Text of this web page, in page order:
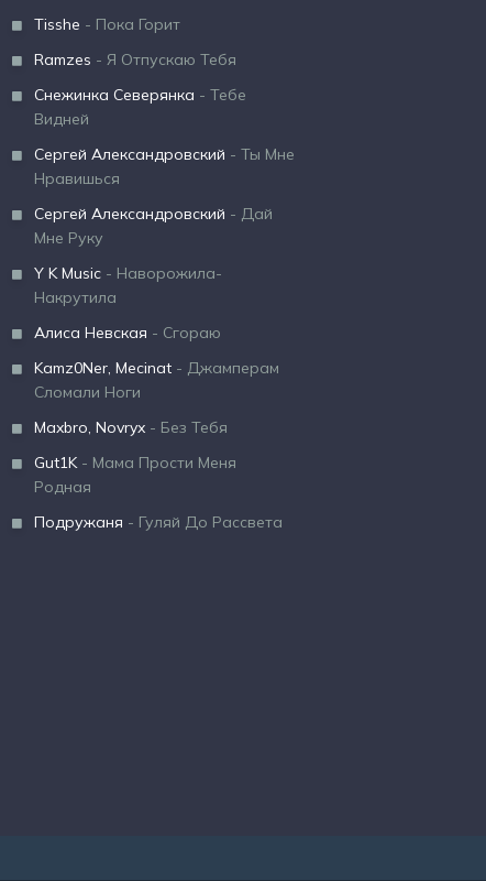
Tisshe - Пока Горит
Ramzes - Я Отпускаю Тебя
Снежинка Северянка - Тебе
Видней
Сергей Александровский - Ты Мне
Нравишься
Сергей Александровский - Дай
Мне Руку
Y K Music - Наворожила-
Накрутила
Алиса Невская - Сгораю
Kamz0Ner, Mecinat - Джамперам
Сломали Ноги
Maxbro, Novryx - Без Тебя
Gut1K- Мама Прости Меня
Родная
Подружаня - Гуляй До Рассвета